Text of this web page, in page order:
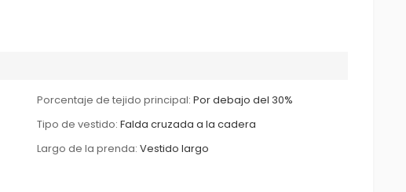
Porcentaje de tejido principal: Por debajo del 30%
Tipo de vestido: Falda cruzada a la cadera
Largo de la prenda: Vestido largo